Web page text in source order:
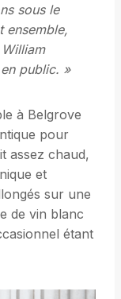
sous le
ensemble,
public. »
à Belgrove
pour
assez chaud,
et
sur une
de vin blanc
étant